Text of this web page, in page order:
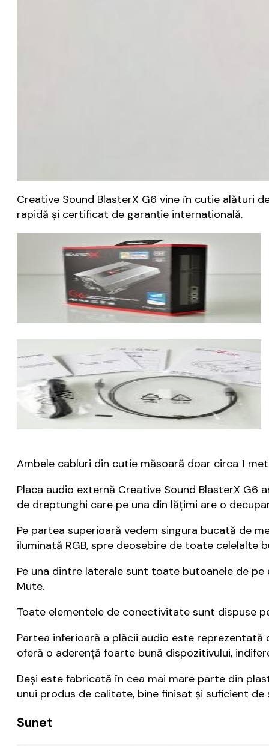
Creative Sound BlasterX G6 vine în cutie alături
rapidă și certificat de garanție internațională.
Ambele cabluri din cutie măsoară doar circa 1
Placa audio externă Creative Sound BlasterX G6
de dreptunghi care pe una din lățimi are o
Pe partea superioară vedem singura bucată de
iluminată RGB, spre deosebire de toate celelalte
Pe una dintre laterale sunt toate butoanele de
Mute.
Toate elementele de conectivitate sunt dispuse
Partea inferioară a plăcii audio este
oferă o aderență foarte bună dispozitivului,
Deși este fabricată în cea mai mare parte din
unui produs de calitate, bine finisat și suficient de
Sunet